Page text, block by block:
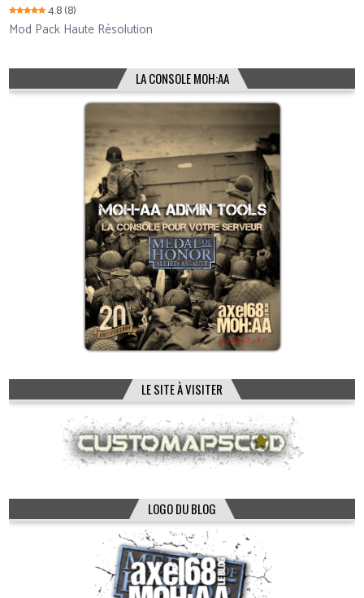
4.8(8)
Mod Pack Haute Résolution
LA CONSOLE MOH:AA
LE SITE À VISITER
LOGO DU BLOG